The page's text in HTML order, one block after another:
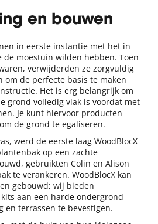
en bouwen
in eerste instantie met het in
de moestuin wilden hebben. Toen
verwijderden ze zorgvuldig
de perfecte basis te maken
Het is erg belangrijk om
grond volledig vlak is voordat met
Je kunt hiervoor producten
de grond te egaliseren.
werd de eerste laag WoodBlocX
op een zachte
gebruikten Colin en Alison
te verankeren. WoodBlocX kan
gebouwd; wij bieden
aan een harde ondergrond
en terrassen te bevestigen.